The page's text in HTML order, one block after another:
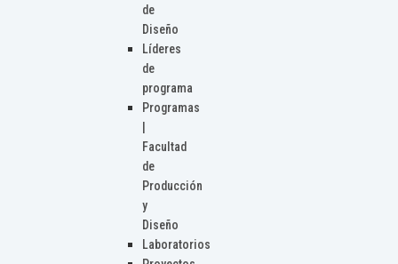
de
Diseño
Líderes
de
programa
Programas
Facultad
de
Producción
y
Diseño
Laboratorios